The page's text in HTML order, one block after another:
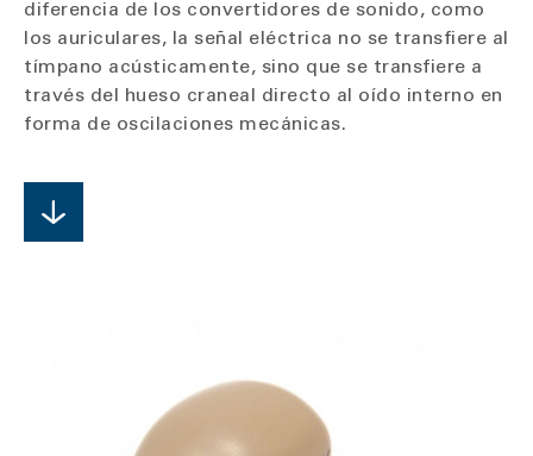
diferencia de los convertidores de sonido, como
los auriculares, la señal eléctrica no se transfiere al
tímpano acústicamente, sino que se transfiere a
través del hueso craneal directo al oído interno en
forma de oscilaciones mecánicas.